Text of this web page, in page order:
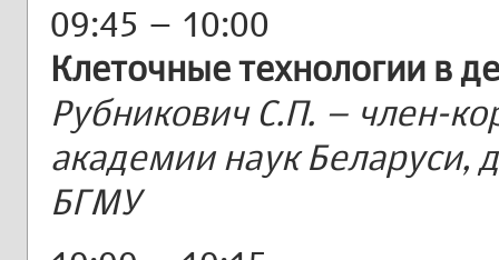
09:45 – 10:00
Клеточные технологии в
Рубникович С.П. – член-
академии наук Беларуси,
БГМУ